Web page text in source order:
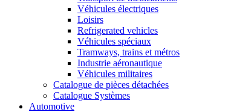
Véhicules électriques
Loisirs
Refrigerated vehicles
Véhicules spéciaux
Tramways, trains et métros
Industrie aéronautique
Véhicules militaires
Catalogue de pièces détachées
Catalogue Systèmes
Automotive